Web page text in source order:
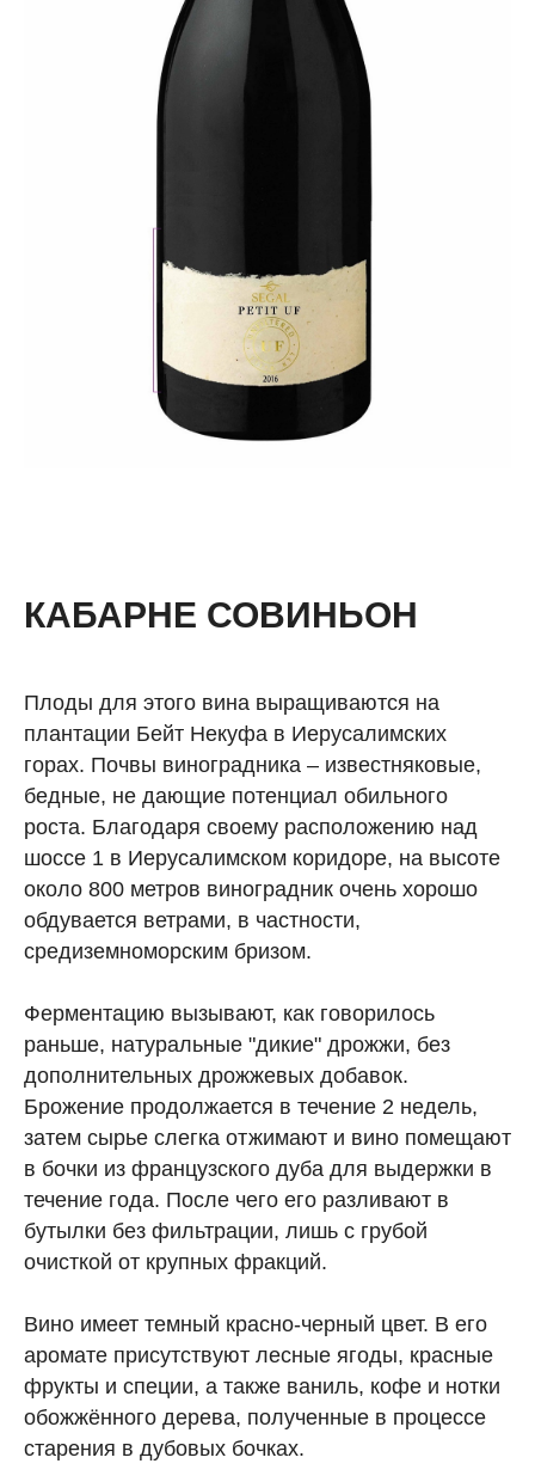
КАБАРНЕ СОВИНЬОН
Плоды для этого вина выращиваются на
плантации Бейт Некуфа в Иерусалимских
горах. Почвы виноградника – известняковые,
бедные, не дающие потенциал обильного
роста. Благодаря своему расположению над
шоссе 1 в Иерусалимском коридоре, на высоте
около 800 метров виноградник очень хорошо
обдувается ветрами, в частности,
средиземноморским бризом.
Ферментацию вызывают, как говорилось
раньше, натуральные "дикие" дрожжи, без
дополнительных дрожжевых добавок.
Брожение продолжается в течение 2 недель,
затем сырье слегка отжимают и вино помещают
в бочки из французского дуба для выдержки в
течение года. После чего его разливают в
бутылки без фильтрации, лишь с грубой
очисткой от крупных фракций.
Вино имеет темный красно-черный цвет. В его
аромате присутствуют лесные ягоды, красные
фрукты и специи, а также ваниль, кофе и нотки
обожжённого дерева, полученные в процессе
старения в дубовых бочках.